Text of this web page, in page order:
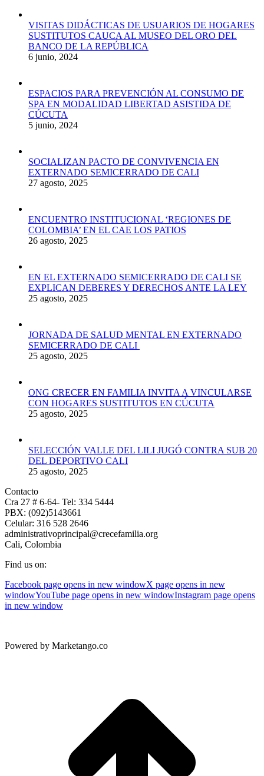
VISITAS DIDÁCTICAS DE USUARIOS DE HOGARES
SUSTITUTOS CAUCA AL MUSEO DEL ORO DEL
BANCO DE LA REPÚBLICA
6 junio, 2024
ESPACIOS PARA PREVENCIÓN AL CONSUMO DE
SPA EN MODALIDAD LIBERTAD ASISTIDA DE
CÚCUTA
5 junio, 2024
SOCIALIZAN PACTO DE CONVIVENCIA EN
EXTERNADO SEMICERRADO DE CALI
27 agosto, 2025
ENCUENTRO INSTITUCIONAL ‘REGIONES DE
COLOMBIA’ EN EL CAE LOS PATIOS
26 agosto, 2025
EN EL EXTERNADO SEMICERRADO DE CALI SE
EXPLICAN DEBERES Y DERECHOS ANTE LA LEY
25 agosto, 2025
JORNADA DE SALUD MENTAL EN EXTERNADO
SEMICERRADO DE CALI
25 agosto, 2025
ONG CRECER EN FAMILIA INVITA A VINCULARSE
CON HOGARES SUSTITUTOS EN CÚCUTA
25 agosto, 2025
SELECCIÓN VALLE DEL LILI JUGÓ CONTRA SUB 20
DEL DEPORTIVO CALI
25 agosto, 2025
Contacto
Cra 27 # 6-64- Tel: 334 5444
PBX: (092)5143661
Celular: 316 528 2646
administrativoprincipal@crecefamilia.org
Cali, Colombia
Find us on:
Facebook page opens in new windowX page opens in new
windowYouTube page opens in new windowInstagram page opens
in new window
Powered by Marketango.co